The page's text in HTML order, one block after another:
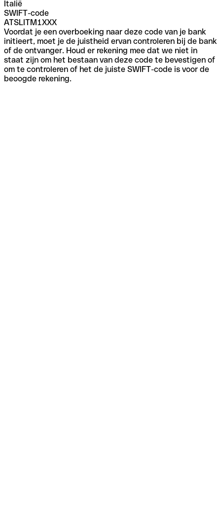
Italië
SWIFT-code
ATSLITM1XXX
Voordat je een overboeking naar deze code van je bank
initieert, moet je de juistheid ervan controleren bij de bank
of de ontvanger. Houd er rekening mee dat we niet in
staat zijn om het bestaan van deze code te bevestigen of
om te controleren of het de juiste SWIFT-code is voor de
beoogde rekening.